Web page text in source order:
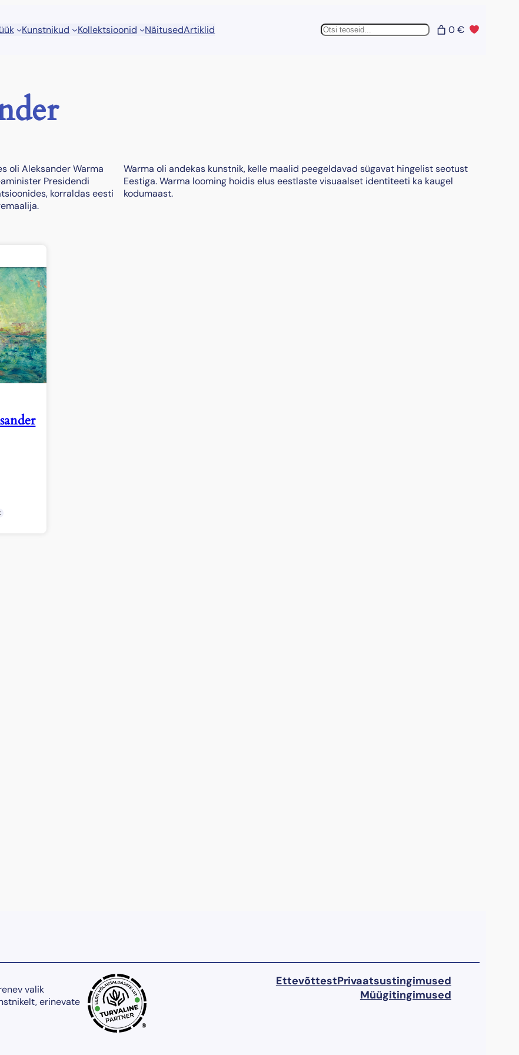
Kunstnikud Kollektsioonid NäitusedArtiklid Otsing 0 €
oli Aleksander Warma
Presidendi
korraldas eesti
Warma oli andekas kunstnik, kelle maalid peegeldavad sügavat hingelist seotust
Eestiga. Warma looming hoidis elus eestlaste visuaalset identiteeti ka kaugel
kodumaast.
valik
erinevate
®
EttevõttestPrivaatsustingimused
Müügitingimused